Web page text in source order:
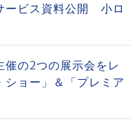
ービス資料公開 小ロ
催の2つの展示会をレ
ョー」＆「プレミア